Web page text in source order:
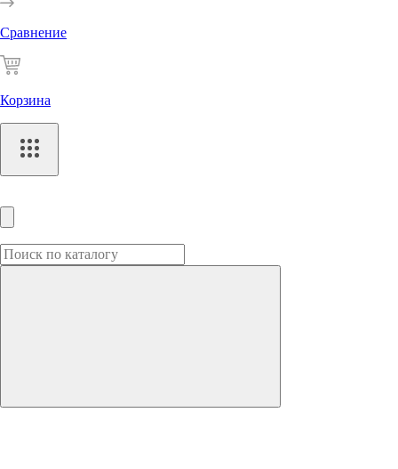
Сравнение
Корзина